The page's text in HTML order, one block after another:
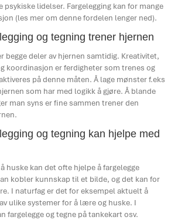
psykiske lidelser. Fargelegging kan for mange
(les mer om denne fordelen lenger ned).
og tegning trener hjernen
begge deler av hjernen samtidig. Kreativitet,
koordinasjon er ferdigheter som trenes og
på denne måten. Å lage mønster f.eks
som har med logikk å gjøre. Å blande
man syns er fine sammen trener den
og tegning kan hjelpe med
huske kan det ofte hjelpe å fargelegge
kobler kunnskap til et bilde, og det kan for
I naturfag er det for eksempel aktuelt å
ulike systemer for å lære og huske. I
fargelegge og tegne på tankekart osv.